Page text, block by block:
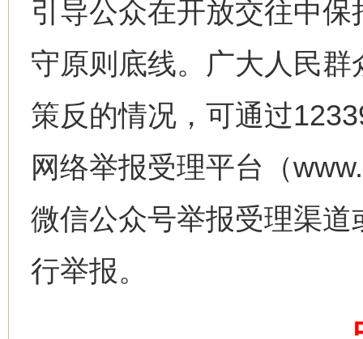
引导公众在开放交往中
守原则底线。广大人民
策反的情况，可通过
网络举报受理平台（
微信公众号举报受理渠
行举报。
网上购药对药下症？